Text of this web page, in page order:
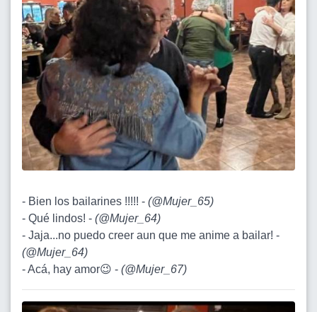
- Bien los bailarines !!!!! - (@Mujer_65)
- Qué lindos! - (@Mujer_64)
- Jaja...no puedo creer aun que me anime a bailar! -
(@Mujer_64)
- Acá, hay amor😉 - (@Mujer_67)